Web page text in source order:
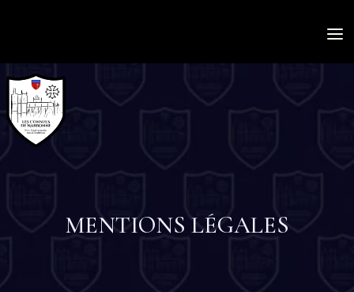
a
MENTIONS LÉGALES